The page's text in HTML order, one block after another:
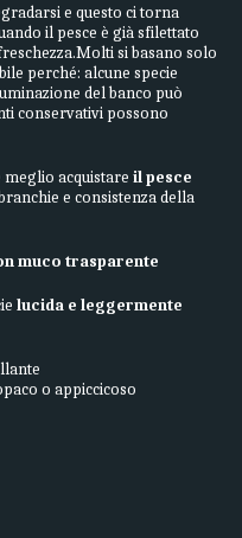
e questo ci torna
il pesce è già sfilettato
si basano solo
perché: alcune specie
del banco può
conservativi possono
meglio acquistare il pesce
e consistenza della
muco trasparente
lucida e leggermente
o appiccicoso